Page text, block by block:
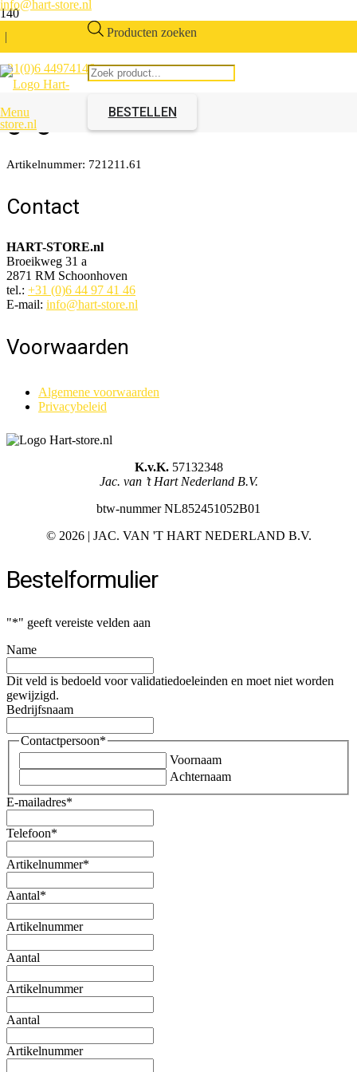
info@hart-store.nl
|
+31(0)6 44974146
Producten zoeken
BESTELLEN
Menu
Bovendeel Steunpoot
gegalvaniseerd 120mm
Artikelnummer: 721211.61
Contact
HART-STORE.nl
Broeikweg 31 a
2871 RM Schoonhoven
tel.: +31 (0)6 44 97 41 46
E-mail: info@hart-store.nl
Voorwaarden
Algemene voorwaarden
Privacybeleid
K.v.K.57132348
Jac. van ’t Hart Nederland B.V.
btw-nummer NL852451052B01
© 2026 | JAC. VAN 'T HART NEDERLAND B.V.
Bestelformulier
"*" geeft vereiste velden aan
Name
Dit veld is bedoeld voor validatiedoeleinden en moet niet worden
gewijzigd.
Bedrijfsnaam
Contactpersoon*
Voornaam
Achternaam
E-mailadres*
Telefoon*
Artikelnummer*
Aantal*
Artikelnummer
Aantal
Artikelnummer
Aantal
Artikelnummer